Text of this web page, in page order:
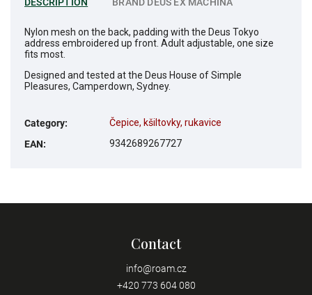
Nylon mesh on the back, padding with the Deus Tokyo
address embroidered up front. Adult adjustable, one size
fits most.
Designed and tested at the Deus House of Simple
Pleasures, Camperdown, Sydney.
Category:
Čepice, kšiltovky, rukavice
EAN: 9342689267727
Contact
info@roam.cz
+420 773 604 080